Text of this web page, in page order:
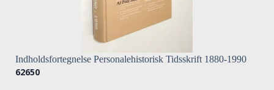
Indholdsfortegnelse Personalehistorisk Tidsskrift 1880-1990
62650